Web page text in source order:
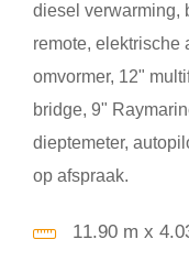
diesel verwarming,
remote, elektrische
omvormer, 12"
bridge, 9"
dieptemeter,
op afspraak.
11.90 m x